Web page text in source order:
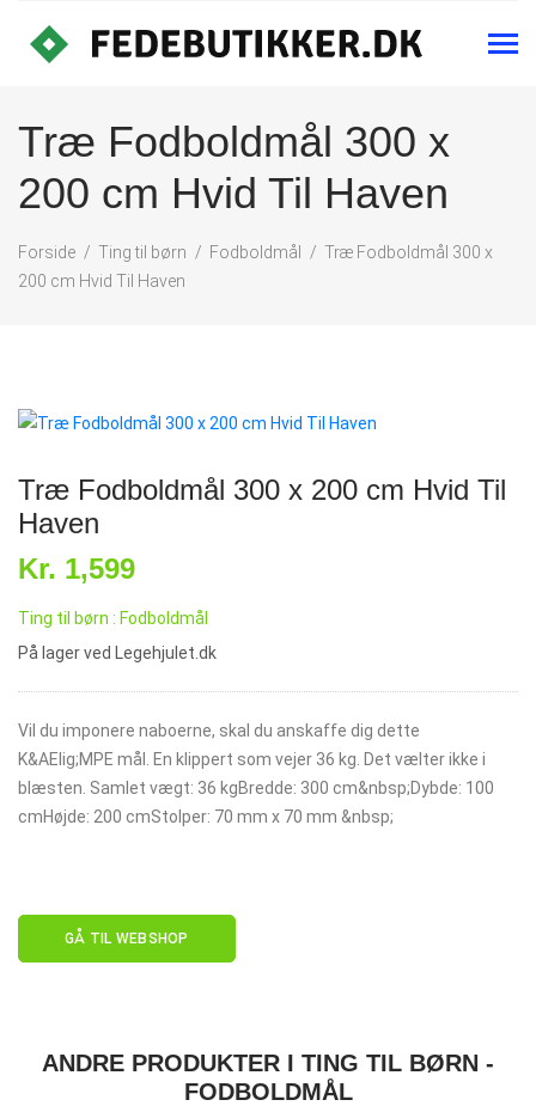
Træ Fodboldmål 300 x
200 cm Hvid Til Haven
Forside Ting til børn Fodboldmål
Træ Fodboldmål 300 x
200 cm Hvid Til Haven
Træ Fodboldmål 300 x 200 cm Hvid Til
Haven
Kr. 1,599
Ting til børn : Fodboldmål
På lager ved Legehjulet.dk
Vil du imponere naboerne, skal du anskaffe dig dette
K&AElig;MPE mål. En klippert som vejer 36 kg. Det vælter ikke i
blæsten. Samlet vægt: 36 kgBredde: 300 cm&nbsp;Dybde: 100
cmHøjde: 200 cmStolper: 70 mm x 70 mm &nbsp;
GÅ TIL WEBSHOP
ANDRE PRODUKTER I TING TIL BØRN -
FODBOLDMÅL